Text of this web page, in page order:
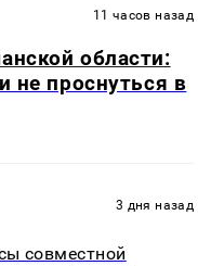
11 часов назад
области:
не проснуться в
3 дня назад
совместной